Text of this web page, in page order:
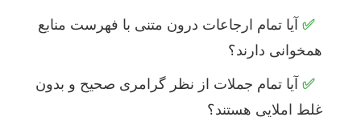
✅ آیا تمام ارجاعات درون متنی با فهرست منابع
همخوانی دارند؟
✅ آیا تمام جملات از نظر گرامری صحیح و بدون
غلط املایی هستند؟